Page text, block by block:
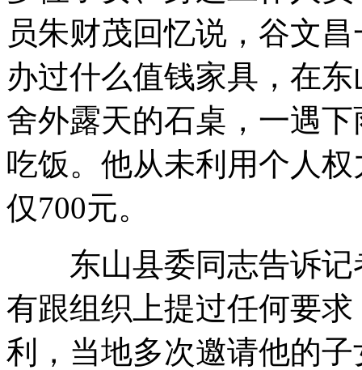
员朱财茂回忆说，谷文
办过什么值钱家具，在
舍外露天的石桌，一遇
吃饭。他从未利用个人
仅700元。
东山县委同志告诉记
有跟组织上提过任何要
利，当地多次邀请他的